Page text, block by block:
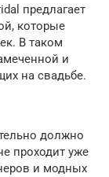
предлагает
которые
В таком
и
на свадьбе.
должно
проходит уже
и модных